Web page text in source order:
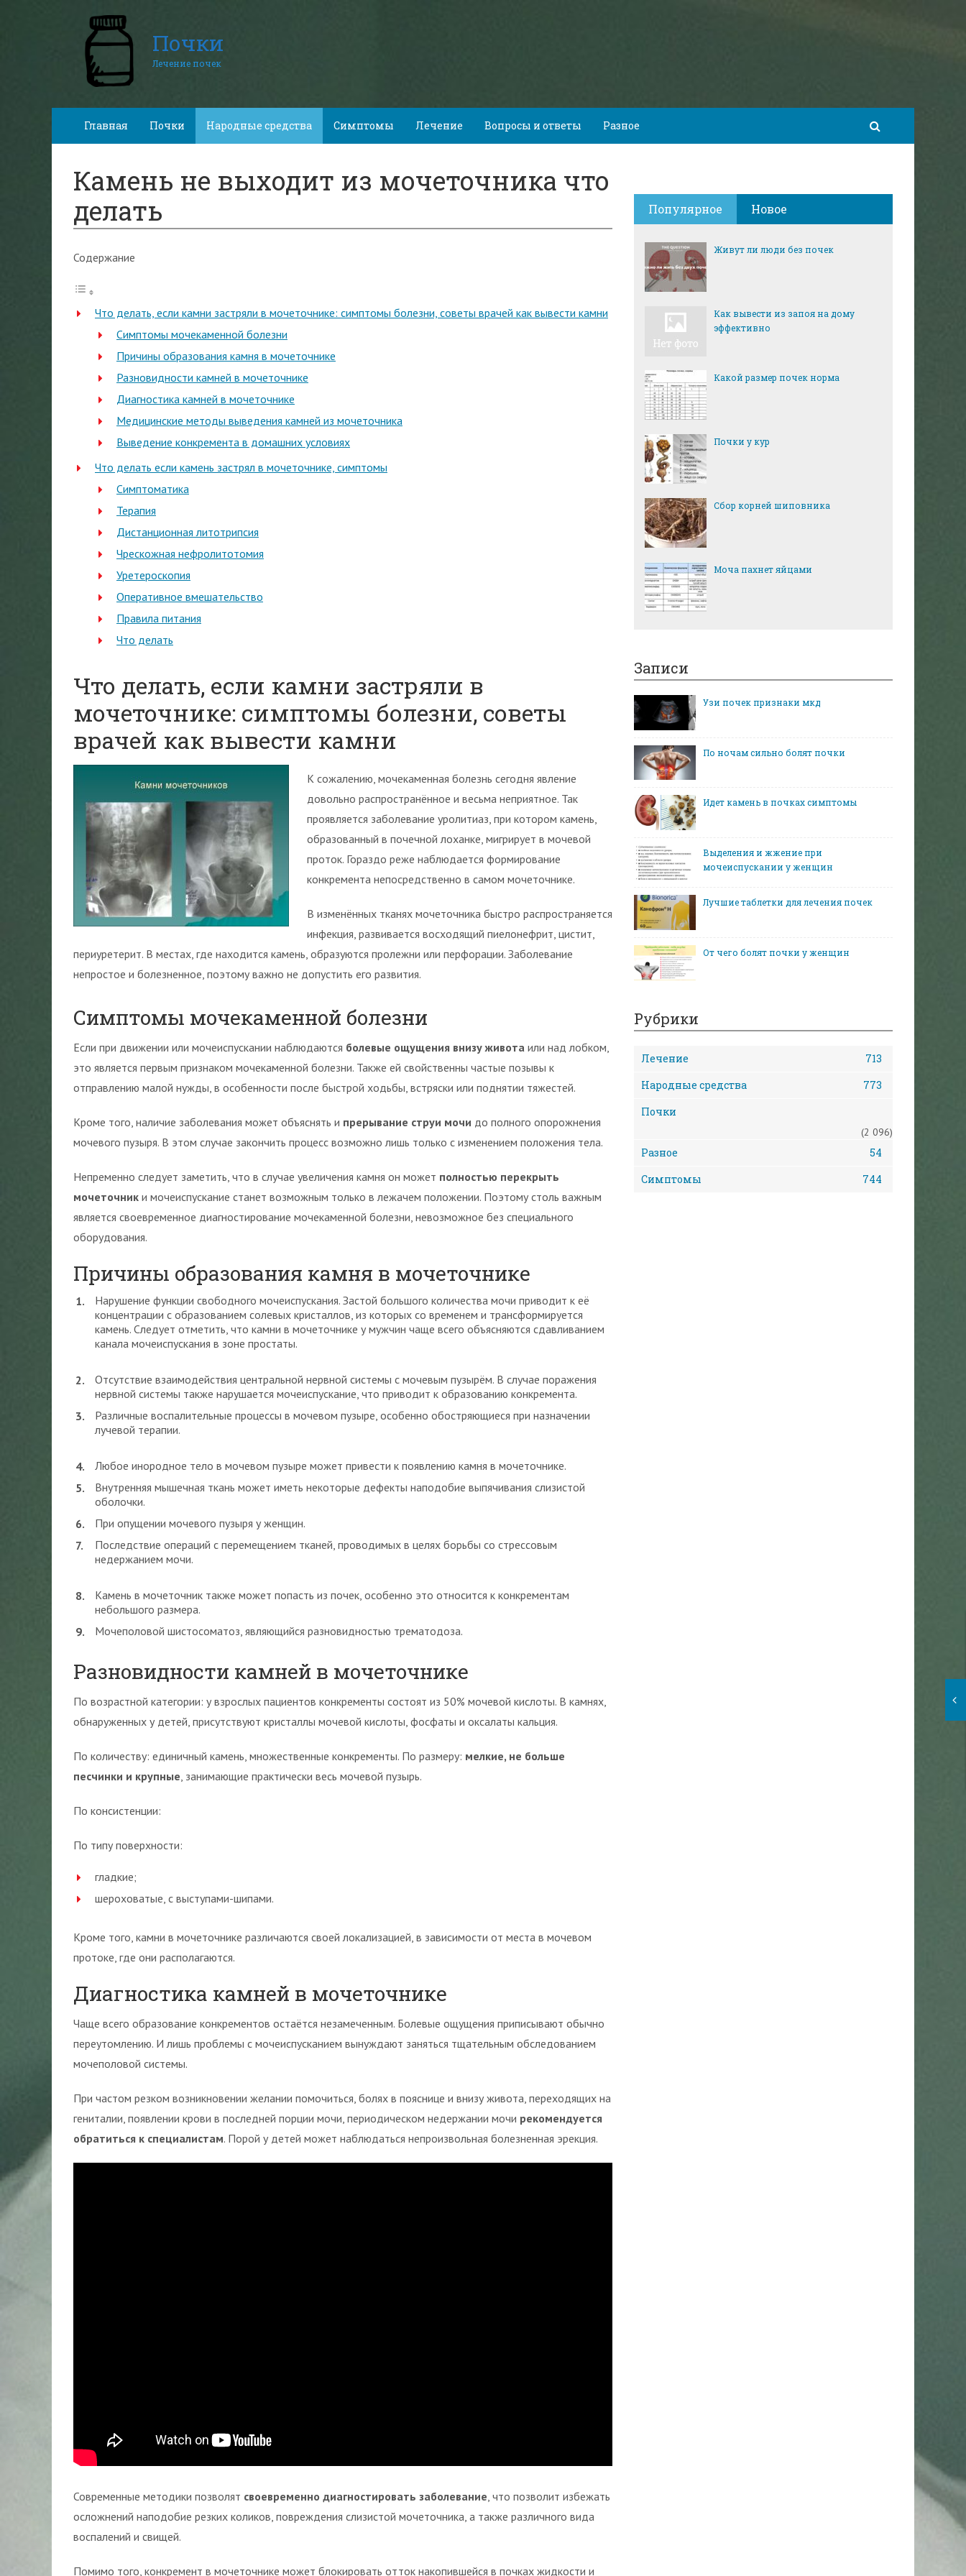
Почки
Лечение почек
Главная Почки Народные средства Симптомы Лечение Вопросы и ответы Разное
Камень не выходит из мочеточника что
делать
Содержание
Что делать, если камни застряли в мочеточнике: симптомы болезни, советы врачей как вывести камни
Симптомы мочекаменной болезни
Причины образования камня в мочеточнике
Разновидности камней в мочеточнике
Диагностика камней в мочеточнике
Медицинские методы выведения камней из мочеточника
Выведение конкремента в домашних условиях
Что делать если камень застрял в мочеточнике, симптомы
Симптоматика
Терапия
Дистанционная литотрипсия
Чрескожная нефролитотомия
Уретероскопия
Оперативное вмешательство
Правила питания
Что делать
Что делать, если камни застряли в
мочеточнике: симптомы болезни, советы
врачей как вывести камни
К сожалению, мочекаменная болезнь сегодня явление
довольно распространённое и весьма неприятное. Так
проявляется заболевание уролитиаз, при котором камень,
образованный в почечной лоханке, мигрирует в мочевой
проток. Гораздо реже наблюдается формирование
конкремента непосредственно в самом мочеточнике.
В изменённых тканях мочеточника быстро распространяется
инфекция, развивается восходящий пиелонефрит, цистит,
периуретерит. В местах, где находится камень, образуются пролежни или перфорации. Заболевание
непростое и болезненное, поэтому важно не допустить его развития.
Симптомы мочекаменной болезни
Если при движении или мочеиспускании наблюдаются болевые ощущения внизу живота или над лобком,
это является первым признаком мочекаменной болезни. Также ей свойственны частые позывы к
отправлению малой нужды, в особенности после быстрой ходьбы, встряски или поднятии тяжестей.
Кроме того, наличие заболевания может объяснять и прерывание струи мочи до полного опорожнения
мочевого пузыря. В этом случае закончить процесс возможно лишь только с изменением положения тела.
Непременно следует заметить, что в случае увеличения камня он может полностью перекрыть
мочеточник и мочеиспускание станет возможным только в лежачем положении. Поэтому столь важным
является своевременное диагностирование мочекаменной болезни, невозможное без специального
оборудования.
Причины образования камня в мочеточнике
Нарушение функции свободного мочеиспускания. Застой большого количества мочи приводит к её
концентрации с образованием солевых кристаллов, из которых со временем и трансформируется
камень. Следует отметить, что камни в мочеточнике у мужчин чаще всего объясняются сдавливанием
канала мочеиспускания в зоне простаты.
Отсутствие взаимодействия центральной нервной системы с мочевым пузырём. В случае поражения
нервной системы также нарушается мочеиспускание, что приводит к образованию конкремента.
Различные воспалительные процессы в мочевом пузыре, особенно обостряющиеся при назначении
лучевой терапии.
Любое инородное тело в мочевом пузыре может привести к появлению камня в мочеточнике.
Внутренняя мышечная ткань может иметь некоторые дефекты наподобие выпячивания слизистой
оболочки.
При опущении мочевого пузыря у женщин.
Последствие операций с перемещением тканей, проводимых в целях борьбы со стрессовым
недержанием мочи.
Камень в мочеточник также может попасть из почек, особенно это относится к конкрементам
небольшого размера.
Мочеполовой шистосоматоз, являющийся разновидностью трематодоза.
Разновидности камней в мочеточнике
По возрастной категории: у взрослых пациентов конкременты состоят из 50% мочевой кислоты. В камнях,
обнаруженных у детей, присутствуют кристаллы мочевой кислоты, фосфаты и оксалаты кальция.
По количеству: единичный камень, множественные конкременты. По размеру: мелкие, не больше
песчинки и крупные, занимающие практически весь мочевой пузырь.
По консистенции:
По типу поверхности:
гладкие;
шероховатые, с выступами-шипами.
Кроме того, камни в мочеточнике различаются своей локализацией, в зависимости от места в мочевом
протоке, где они располагаются.
Диагностика камней в мочеточнике
Чаще всего образование конкрементов остаётся незамеченным. Болевые ощущения приписывают обычно
переутомлению. И лишь проблемы с мочеиспусканием вынуждают заняться тщательным обследованием
мочеполовой системы.
При частом резком возникновении желании помочиться, болях в пояснице и внизу живота, переходящих на
гениталии, появлении крови в последней порции мочи, периодическом недержании мочи рекомендуется
обратиться к специалистам. Порой у детей может наблюдаться непроизвольная болезненная эрекция.
Современные методики позволят своевременно диагностировать заболевание, что позволит избежать
осложнений наподобие резких коликов, повреждения слизистой мочеточника, а также различного вида
воспалений и свищей.
Помимо того, конкремент в мочеточнике может блокировать отток накопившейся в почках жидкости и
Популярное Новое
Живут ли люди без почек
Как вывести из запоя на дому
эффективно
Какой размер почек норма
Почки у кур
Сбор корней шиповника
Моча пахнет яйцами
Записи
Узи почек признаки мкд
По ночам сильно болят почки
Идет камень в почках симптомы
Выделения и жжение при
мочеиспускании у женщин
Лучшие таблетки для лечения почек
От чего болят почки у женщин
Рубрики
Лечение
713
Народные средства
773
Почки
(2 096)
Разное
54
Симптомы
744